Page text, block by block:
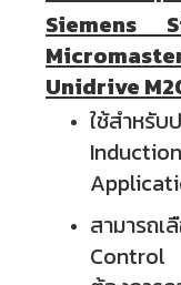
Siemens
Unidrive
ใช้สำห
สามารถ